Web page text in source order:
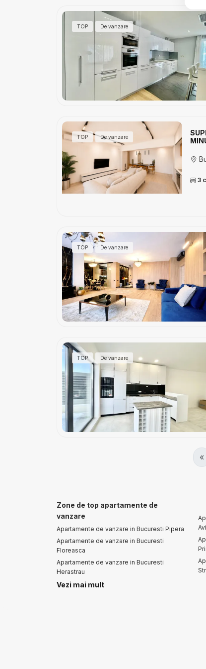
TOP De vanzare
TOP De vanzare
3
TOP De vanzare
TOP De vanzare
«
Zone de top apartamente de
vanzare
Apartamente de vanzare in Bucuresti Pipera
Apartamente de vanzare in Bucuresti
Floreasca
Apartamente de vanzare in Bucuresti
Herastrau
Apartamente de vanzare in Bucuresti
Vezi mai mult